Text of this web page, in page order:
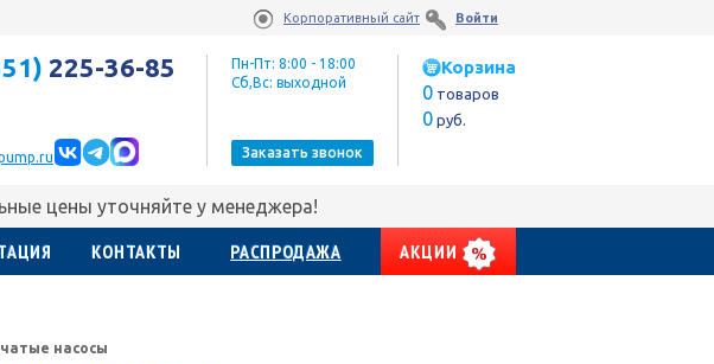
Корпоративный сайт Войти
225-36-85
Пн-Пт: 8:00 - 18:00
Сб,Вс: выходной
Заказать звонок
Корзина
0 товаров
0 руб.
цены уточняйте у менеджера!
КОНТАКТЫ РАСПРОДАЖА АКЦИИ
насосы